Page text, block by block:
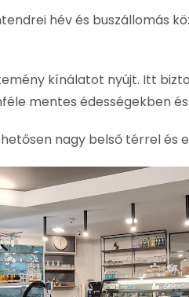
hév és buszállomás
kínálatot nyújt. Itt
mentes édességekben
nagy belső térrel és